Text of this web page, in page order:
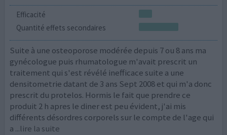
Efficacité
Quantité effets secondaires
Suite à une osteoporose modérée depuis 7 ou 8 ans ma
gynécologue puis rhumatologue m'avait prescrit un
traitement qui s'est révélé inefficace suite a une
densitometrie datant de 3 ans Sept 2008 et qui m'a donc
prescrit du protelos. Hormis le fait que prendre ce
produit 2 h apres le diner est peu évident, j'ai mis
différents désordres corporels sur le compte de l'age qui
a ...lire la suite